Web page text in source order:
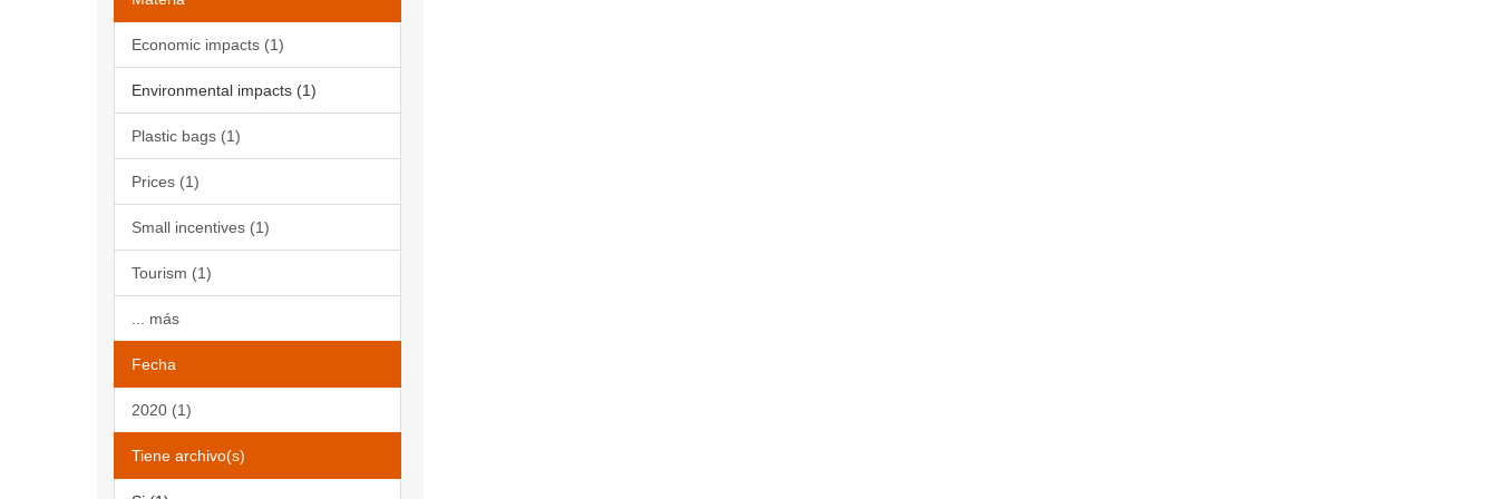
Economic impacts (1)
Environmental impacts (1)
Plastic bags (1)
Prices (1)
Small incentives (1)
Tourism (1)
... más
Fecha
2020 (1)
Tiene archivo(s)